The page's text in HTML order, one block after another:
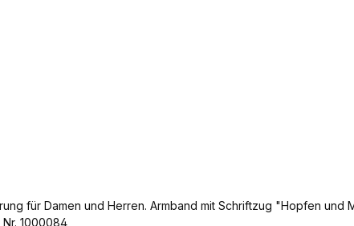
für Damen und Herren. Armband mit Schriftzug "Hopfen
1000084